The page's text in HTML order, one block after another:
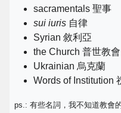
sacramentals 聖事
sui iuris 自律
Syrian 敘利亞
the Church 普世教
Ukrainian 烏克蘭
Words of Institution
ps.: 有些名詞，我不知道教會